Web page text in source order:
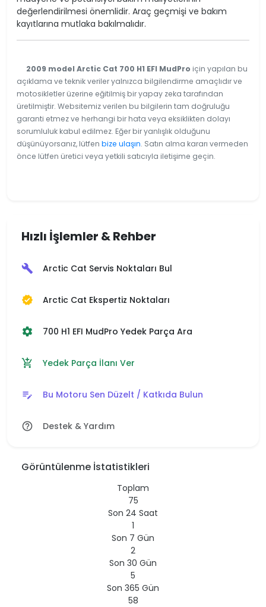
değerlendirilmesi önemlidir. Araç geçmişi ve bakım
kayıtlarına mutlaka bakılmalıdır.
2009 model Arctic Cat 700 H1 EFI MudPro için yapılan bu
açıklama ve teknik veriler yalnızca bilgilendirme amaçlıdır ve
motosikletler üzerine eğitilmiş bir yapay zeka tarafından
üretilmiştir. Websitemiz verilen bu bilgilerin tam doğruluğu
garanti etmez ve herhangi bir hata veya eksiklikten dolayı
sorumluluk kabul edilmez. Eğer bir yanlışlık olduğunu
düşünüyorsanız, lütfen bize ulaşın. Satın alma kararı vermeden
önce lütfen üretici veya yetkili satıcıyla iletişime geçin.
Hızlı İşlemler & Rehber
build Arctic Cat Servis Noktaları Bul
verified Arctic Cat Ekspertiz Noktaları
settings 700 H1 EFI MudPro Yedek Parça Ara
add_shopping_cart Yedek Parça İlanı Ver
edit_note Bu Motoru Sen Düzelt / Katkıda Bulun
help_outline Destek & Yardım
Görüntülenme İstatistikleri
Toplam
75
Son 24 Saat
1
Son 7 Gün
2
Son 30 Gün
5
Son 365 Gün
58